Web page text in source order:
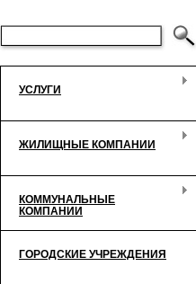
УСЛУГИ
ЖИЛИЩНЫЕ КОМПАНИИ
КОММУНАЛЬНЫЕ
КОМПАНИИ
ГОРОДСКИЕ УЧРЕЖДЕНИЯ